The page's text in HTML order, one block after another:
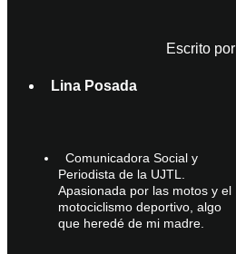
Escrito por
Lina Posada
Comunicadora Social y
Periodista de la UJTL.
Apasionada por las motos y el
motociclismo deportivo, algo
que heredé de mi madre.